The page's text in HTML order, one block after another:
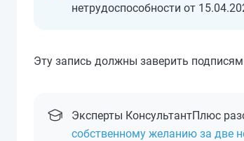
нетрудоспособности от
Эту запись должны заверить
Эксперты КонсультантПлюс
собственному желанию за две